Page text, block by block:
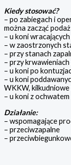
Kiedy stosować?
– po zabiegach i
można zacząć
– u koni
– w zaostrzonych
– przy stanach
– przy krwawieniach
– u koni po
– u koni
WKKW,
– u koni z ochwatem
Działanie:
– wspomagające
– przeciwzapalne
–